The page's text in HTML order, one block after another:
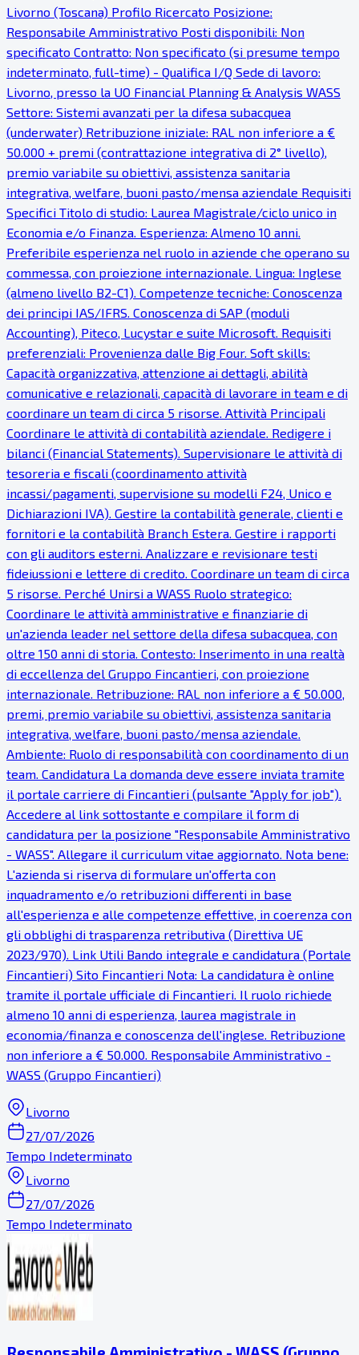
Livorno (Toscana) Profilo Ricercato Posizione:
Responsabile Amministrativo Posti disponibili: Non
specificato Contratto: Non specificato (si presume tempo
indeterminato, full-time) - Qualifica I/Q Sede di lavoro:
Livorno, presso la UO Financial Planning & Analysis WASS
Settore: Sistemi avanzati per la difesa subacquea
(underwater) Retribuzione iniziale: RAL non inferiore a €
50.000 + premi (contrattazione integrativa di 2° livello),
premio variabile su obiettivi, assistenza sanitaria
integrativa, welfare, buoni pasto/mensa aziendale Requisiti
Specifici Titolo di studio: Laurea Magistrale/ciclo unico in
Economia e/o Finanza. Esperienza: Almeno 10 anni.
Preferibile esperienza nel ruolo in aziende che operano su
commessa, con proiezione internazionale. Lingua: Inglese
(almeno livello B2-C1). Competenze tecniche: Conoscenza
dei principi IAS/IFRS. Conoscenza di SAP (moduli
Accounting), Piteco, Lucystar e suite Microsoft. Requisiti
preferenziali: Provenienza dalle Big Four. Soft skills:
Capacità organizzativa, attenzione ai dettagli, abilità
comunicative e relazionali, capacità di lavorare in team e di
coordinare un team di circa 5 risorse. Attività Principali
Coordinare le attività di contabilità aziendale. Redigere i
bilanci (Financial Statements). Supervisionare le attività di
tesoreria e fiscali (coordinamento attività
incassi/pagamenti, supervisione su modelli F24, Unico e
Dichiarazioni IVA). Gestire la contabilità generale, clienti e
fornitori e la contabilità Branch Estera. Gestire i rapporti
con gli auditors esterni. Analizzare e revisionare testi
fideiussioni e lettere di credito. Coordinare un team di circa
5 risorse. Perché Unirsi a WASS Ruolo strategico:
Coordinare le attività amministrative e finanziarie di
un'azienda leader nel settore della difesa subacquea, con
oltre 150 anni di storia. Contesto: Inserimento in una realtà
di eccellenza del Gruppo Fincantieri, con proiezione
internazionale. Retribuzione: RAL non inferiore a € 50.000,
premi, premio variabile su obiettivi, assistenza sanitaria
integrativa, welfare, buoni pasto/mensa aziendale.
Ambiente: Ruolo di responsabilità con coordinamento di un
team. Candidatura La domanda deve essere inviata tramite
il portale carriere di Fincantieri (pulsante "Apply for job").
Accedere al link sottostante e compilare il form di
candidatura per la posizione "Responsabile Amministrativo
- WASS". Allegare il curriculum vitae aggiornato. Nota bene:
L'azienda si riserva di formulare un'offerta con
inquadramento e/o retribuzioni differenti in base
all'esperienza e alle competenze effettive, in coerenza con
gli obblighi di trasparenza retributiva (Direttiva UE
2023/970). Link Utili Bando integrale e candidatura (Portale
Fincantieri) Sito Fincantieri Nota: La candidatura è online
tramite il portale ufficiale di Fincantieri. Il ruolo richiede
almeno 10 anni di esperienza, laurea magistrale in
economia/finanza e conoscenza dell'inglese. Retribuzione
non inferiore a € 50.000. Responsabile Amministrativo -
WASS (Gruppo Fincantieri)
Livorno
27/07/2026
Tempo Indeterminato
Livorno
27/07/2026
Tempo Indeterminato